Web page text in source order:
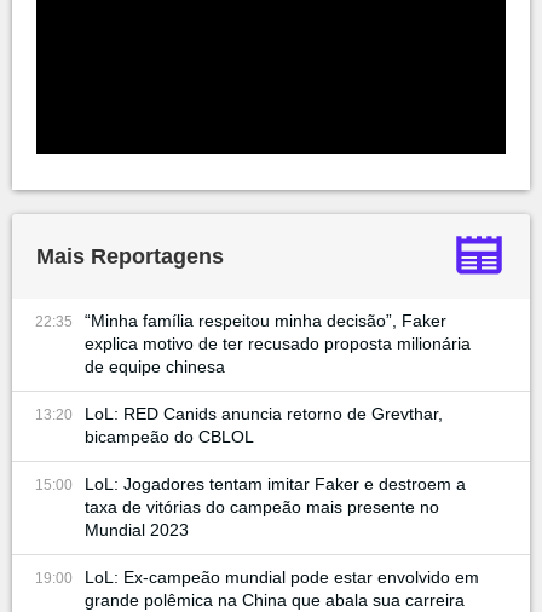
Mais Reportagens
22:35
“Minha família respeitou minha decisão”, Faker
explica motivo de ter recusado proposta milionária
de equipe chinesa
13:20
LoL: RED Canids anuncia retorno de Grevthar,
bicampeão do CBLOL
15:00
LoL: Jogadores tentam imitar Faker e destroem a
taxa de vitórias do campeão mais presente no
Mundial 2023
19:00
LoL: Ex-campeão mundial pode estar envolvido em
grande polêmica na China que abala sua carreira